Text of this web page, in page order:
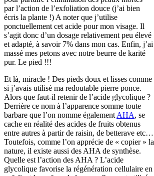
par l’action de l’exfoliation douce (j’ai bien
écris la plante !) A noter que j’utilise
ponctuellement cet acide pour mon visage. Il
s’agit donc d’un dosage relativement peu élevé
et adapté, à savoir 7% dans mon cas. Enfin, j’ai
massé mes petons avec notre beurre de karité
pur. Le pied !!!
Et là, miracle ! Des pieds doux et lisses comme
si j’avais utilisé ma redoutable pierre ponce.
Alors que faut-il retenir de l’acide glycolique ?
Derrière ce nom à l’apparence somme toute
barbare que l’on nomme également AHA, se
cache en réalité des acides de fruits obtenus
entre autres à partir de raisin, de betterave etc…
Toutefois, comme l’on apprécie de « copier » la
nature, il existe aussi des AHA de synthèse.
Quelle est l’action des AHA ? L’acide
glycolique favorise la régénération cellulaire en